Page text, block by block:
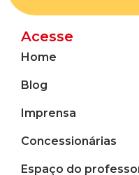
Acesse
Home
Blog
Imprensa
Concessionárias
Espaço do